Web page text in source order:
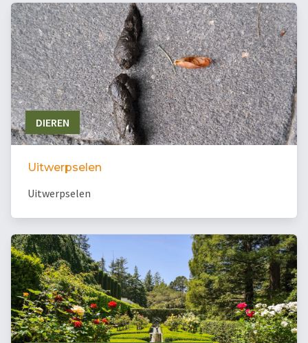
DIEREN
Uitwerpselen
Uitwerpselen